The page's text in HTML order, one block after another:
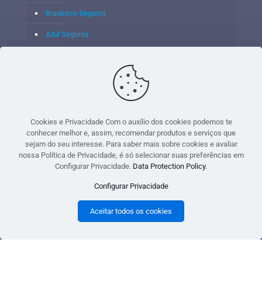
Bradesco Seguros
Azul Seguros
© 2020 - Yoshie & Maia Corretora de Seguros Ltda - CNPJ:
05.459.716/0001-75 - SUSEP: 100637106 AV DOS
PAVIMENTO - CEP 06.020-012 - VILA YARA - OSASCO - UF SP -
TELEFONE - (11) 8251-9266
Cookies e Privacidade Com o auxílio dos cookies podemos te
conhecer melhor e, assim, recomendar produtos e serviços que
sejam do seu interesse. Para saber mais sobre cookies e avaliar
nossa Política de Privacidade, é só selecionar suas preferências em
Configurar Privacidade. Data Protection Policy.
Configurar Privacidade
Aceitar todos os cookies